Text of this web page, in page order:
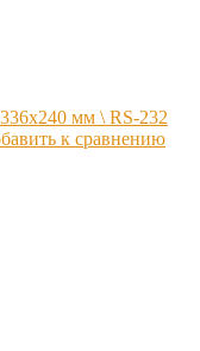
мм \ RS-232
к сравнению